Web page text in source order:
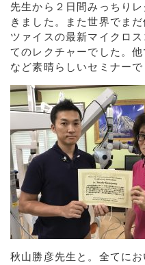
先生から２日間みっちり
きました。また世界でま
ツァイスの最新マイクロ
てのレクチャーでした。
など素晴らしいセミナーで
秋山勝彦先生と。全てに